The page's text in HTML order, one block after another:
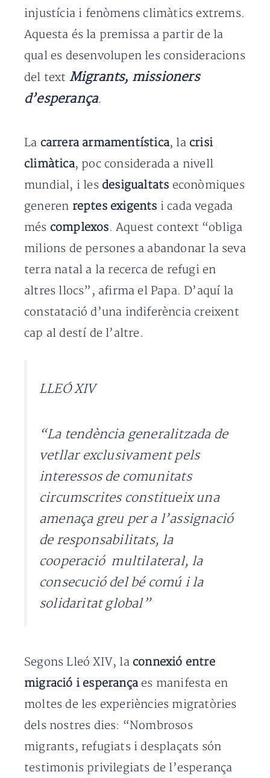
injustícia i fenòmens climàtics extrems.
Aquesta és la premissa a partir de la
qual es desenvolupen les consideracions
del text Migrants, missioners
d’esperança.
La carrera armamentística, la crisi
climàtica, poc considerada a nivell
mundial, i les desigualtats econòmiques
generen reptes exigents i cada vegada
més complexos. Aquest context “obliga
milions de persones a abandonar la seva
terra natal a la recerca de refugi en
altres llocs”, afirma el Papa. D’aquí la
constatació d’una indiferència creixent
cap al destí de l’altre.
LLEÓ XIV
“La tendència generalitzada de
vetllar exclusivament pels
interessos de comunitats
circumscrites constitueix una
amenaça greu per a l’assignació
de responsabilitats, la
cooperació multilateral, la
consecució del bé comú i la
solidaritat global”
Segons Lleó XIV, la connexió entre
migració i esperança es manifesta en
moltes de les experiències migratòries
dels nostres dies: “Nombrosos
migrants, refugiats i desplaçats són
testimonis privilegiats de l’esperança